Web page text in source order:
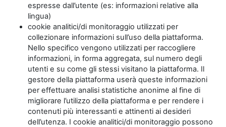
espresse dall’utente (es: informazioni relative alla
lingua)
cookie analitici/di monitoraggio utilizzati per
collezionare informazioni sull’uso della piattaforma.
Nello specifico vengono utilizzati per raccogliere
informazioni, in forma aggregata, sul numero degli
utenti e su come gli stessi visitano la piattaforma. Il
gestore della piattaforma userà queste informazioni
per effettuare analisi statistiche anonime al fine di
migliorare l’utilizzo della piattaforma e per rendere i
contenuti più interessanti e attinenti ai desideri
dell’utenza. I cookie analitici/di monitoraggio possono